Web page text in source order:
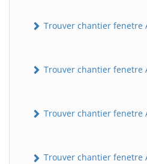
Trouver chantier fenetre
Trouver chantier fenetre
Trouver chantier fenetre
Trouver chantier fenetre